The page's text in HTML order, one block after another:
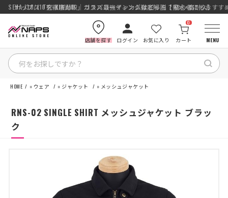
ナップス「究-KIWAMI-」ガラスコーティング徹底解説【撥水×高耐久】
SENA J30/J10を徹底比較｜コスパ最強インカムはどっち？初心者にもおすす
店舗を探す ログイン お気に入り カート
0
MENU
カテゴリから探す
HOME » ウェア » ジャケット » メッシュジャケット
RNS-02 SINGLE SHIRT メッシュジャケット ブラッ
ク